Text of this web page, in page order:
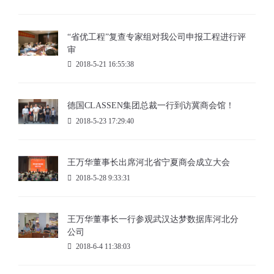
“省优工程”复查专家组对我公司申报工程进行评
审
2018-5-21 16:55:38
德国CLASSEN集团总裁一行到访冀商会馆！
2018-5-23 17:29:40
王万华董事长出席河北省宁夏商会成立大会
2018-5-28 9:33:31
王万华董事长一行参观武汉达梦数据库河北分
公司
2018-6-4 11:38:03